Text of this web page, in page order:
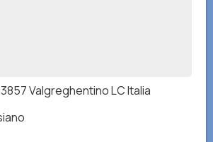
Valgreghentino LC Italia